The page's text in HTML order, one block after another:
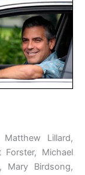
Lillard,
Forster, Michael
Mary Birdsong,